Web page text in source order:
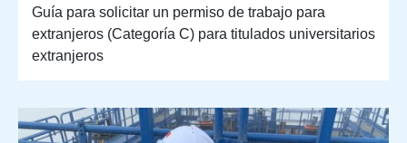
Guía para solicitar un permiso de trabajo para
extranjeros (Categoría C) para titulados universitarios
extranjeros